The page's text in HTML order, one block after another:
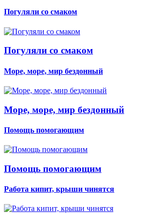
Погуляли со смаком
Погуляли со смаком
Море, море, мир бездонный
Море, море, мир бездонный
Помощь помогающим
Помощь помогающим
Работа кипит, крыши чинятся